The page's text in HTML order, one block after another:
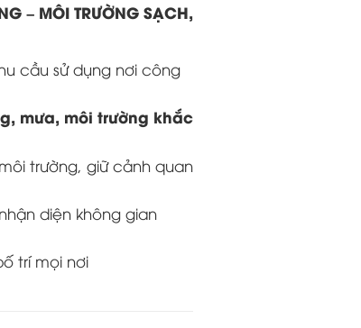
– MÔI TRƯỜNG SẠCH,
cầu sử dụng nơi công
mưa, môi trường khắc
trường, giữ cảnh quan
diện không gian
trí mọi nơi